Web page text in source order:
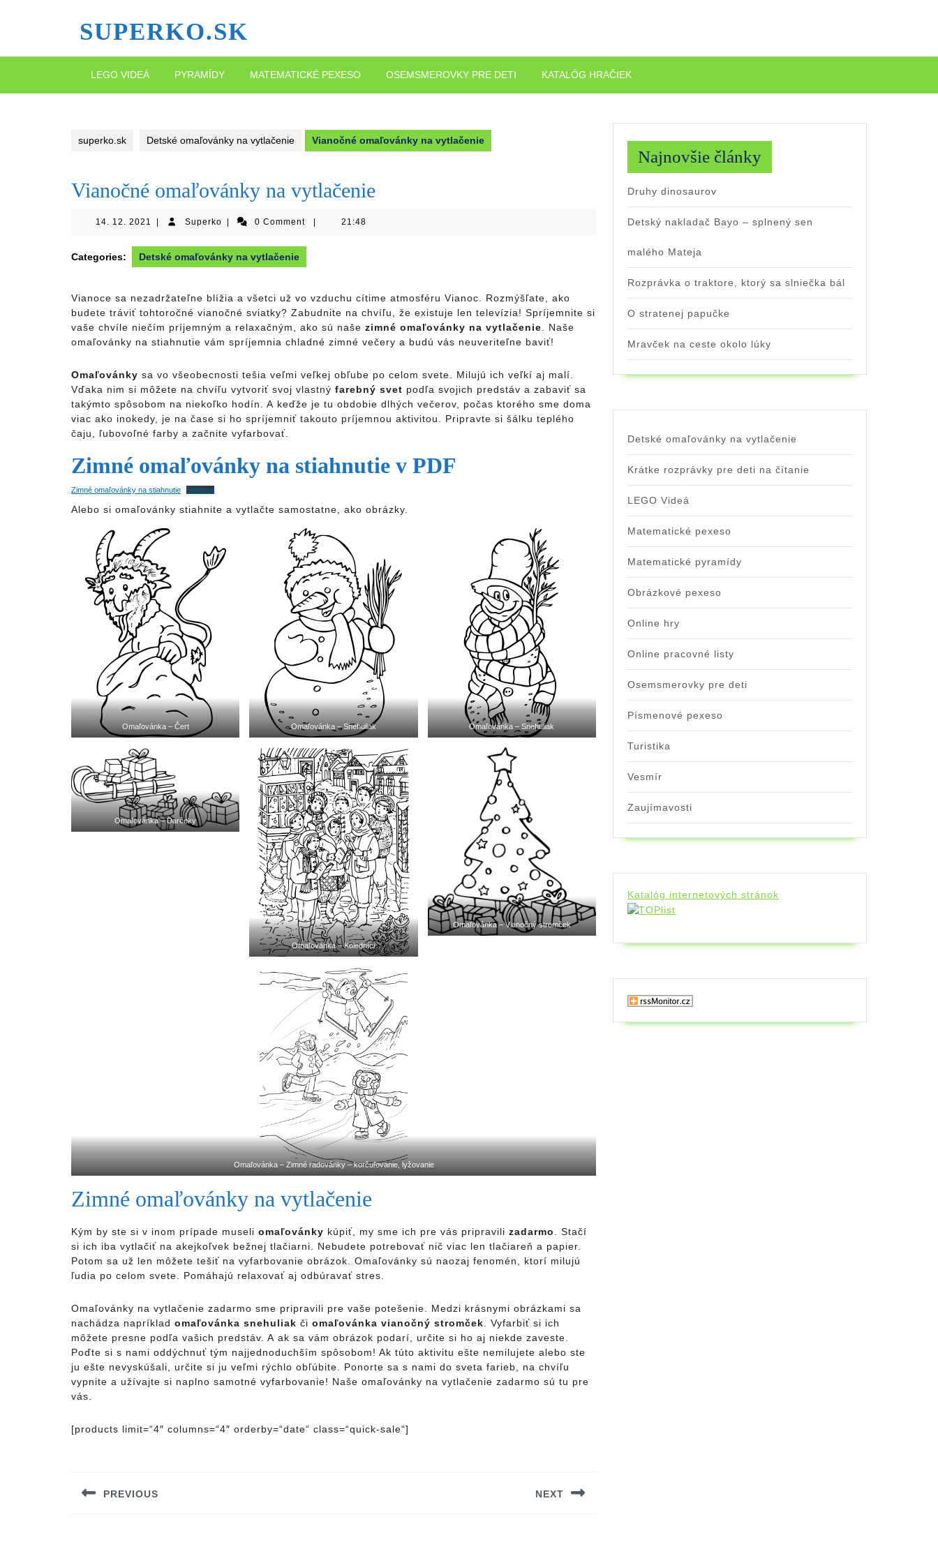
SUPERKO.SK
LEGO VIDEÁ PYRAMÍDY MATEMATICKÉ PEXESO OSEMSMEROVKY PRE DETI KATALÓG HRAČIEK
superko.sk Detské omaľovánky na vytlačenie Vianočné omaľovánky na vytlačenie
Vianočné omaľovánky na vytlačenie
14. 12. 2021 14.
2021
SuperkoSuperko0 Comment 21:48
Categories: Detské omaľovánky na vytlačenie
Vianoce sa nezadržateľne blížia a všetci už vo vzduchu cítime atmosféru Vianoc. Rozmýšľate, ako
budete tráviť tohtoročné vianočné sviatky? Zabudnite na chvíľu, že existuje len televízia! Spríjemnite si
vaše chvíle niečím príjemným a relaxačným, ako sú naše zimné omaľovánky na vytlačenie . Naše
omaľovánky na stiahnutie vám spríjemnia chladné zimné večery a budú vás neuveriteľne baviť!
Omaľovánky sa vo všeobecnosti tešia veľmi veľkej obľube po celom svete. Milujú ich veľkí aj malí.
Vďaka nim si môžete na chvíľu vytvoriť svoj vlastný farebný svet podľa svojich predstáv a zabaviť sa
takýmto spôsobom na niekoľko hodín. A keďže je tu obdobie dlhých večerov, počas ktorého sme doma
viac ako inokedy, je na čase si ho spríjemniť takouto príjemnou aktivitou. Pripravte si šálku teplého
čaju, ľubovoľné farby a začnite vyfarbovať.
Zimné omaľovánky na stiahnutie v PDF
Zimné omaľovánky na stiahnutie Stiahnuť
Alebo si omaľovánky stiahnite a vytlačte samostatne, ako obrázky.
Omaľovánka – Čert Omaľovánka – Snehuliak Omaľovánka – Snehuliak
Omaľovánka – Darčeky
Omaľovánka – Koledníci
Omaľovánka – Vianočný stromček
Omaľovánka – Zimné radovánky – korčuľovanie, lyžovanie
Zimné omaľovánky na vytlačenie
Kým by ste si v inom prípade museli omaľovánky kúpiť, my sme ich pre vás pripravili zadarmo
. Stačí
si ich iba vytlačiť na akejkoľvek bežnej tlačiarni. Nebudete potrebovať nič viac len tlačiareň a papier.
Potom sa už len môžete tešiť na vyfarbovanie obrázok. Omaľovánky sú naozaj fenomén, ktorí milujú
ľudia po celom svete. Pomáhajú relaxovať aj odbúravať stres.
Omaľovánky na vytlačenie zadarmo sme pripravili pre vaše potešenie. Medzi krásnymi obrázkami sa
nachádza napríklad omaľovánka snehuliak či omaľovánka vianočný stromček . Vyfarbiť si ich
môžete presne podľa vašich predstáv. A ak sa vám obrázok podarí, určite si ho aj niekde zaveste.
Poďte si s nami oddýchnuť tým najjednoduchším spôsobom! Ak túto aktivitu ešte nemilujete alebo ste
ju ešte nevyskúšali, určite si ju veľmi rýchlo obľúbite. Ponorte sa s nami do sveta farieb, na chvíľu
vypnite a užívajte si naplno samotné vyfarbovanie! Naše omaľovánky na vytlačenie zadarmo sú tu pre
vás.
[products limit=“4″ columns=“4″ orderby=“date“ class=“quick-sale“]
PREVIOUS NEXT
Najnovšie články
Druhy dinosaurov
Detský nakladač Bayo – splnený sen
malého Mateja
Rozprávka o traktore, ktorý sa slniečka bál
O stratenej papučke
Mravček na ceste okolo lúky
Detské omaľovánky na vytlačenie
Krátke rozprávky pre deti na čítanie
LEGO Videá
Matematické pexeso
Matematické pyramídy
Obrázkové pexeso
Online hry
Online pracovné listy
Osemsmerovky pre deti
Písmenové pexeso
Turistika
Vesmír
Zaujímavosti
Katalóg internetových stránok